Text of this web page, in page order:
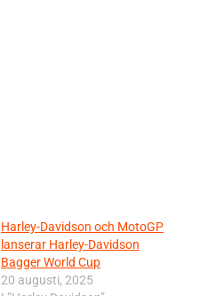
Harley-Davidson och MotoGP
lanserar Harley-Davidson
Bagger World Cup
20 augusti, 2025